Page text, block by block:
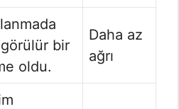
bir
oldu.
Daha az
ağrı